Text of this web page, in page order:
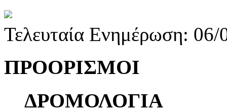
Τελευταία Ενημέρωση:
ΠΡΟΟΡΙΣΜΟΙ
ΔΡΟΜΟΛΟΓΙΑ